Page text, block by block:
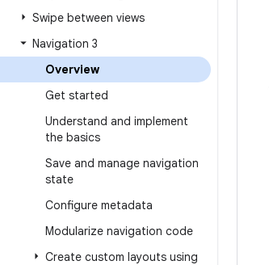
Swipe between views
Navigation 3
Overview
Get started
Understand and implement
the basics
Save and manage navigation
state
Configure metadata
Modularize navigation code
Create custom layouts using